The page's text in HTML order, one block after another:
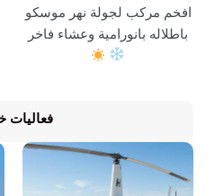
افخم مركب لجولة نهر موسكو
باطلاله بانورامية وعشاء فاخر
فعاليات